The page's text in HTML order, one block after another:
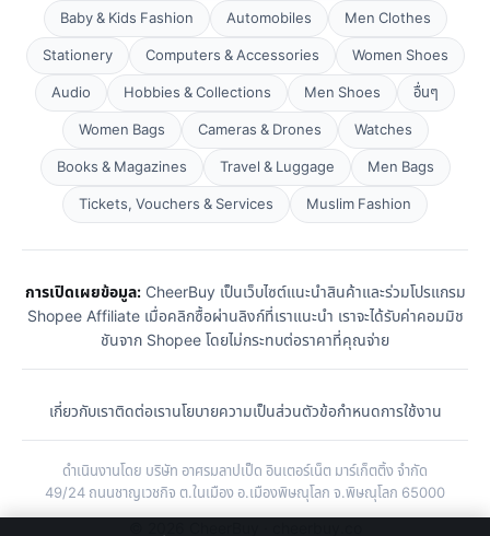
Baby & Kids Fashion
Automobiles
Men Clothes
Stationery
Computers & Accessories
Women Shoes
Audio
Hobbies & Collections Men Shoes
อื่นๆ
Women Bags
Cameras & Drones
Watches
Books & Magazines
Travel & Luggage
Men Bags
Tickets, Vouchers & Services
Muslim Fashion
การเปิดเผยข้อมูล:CheerBuy เป็นเว็บไซต์แนะนำสินค้าและร่วมโปรแกรม
Shopee Affiliate เมื่อคลิกซื้อผ่านลิงก์ที่เราแนะนำ เราจะได้รับค่าคอมมิช
ชันจาก Shopee โดยไม่กระทบต่อราคาที่คุณจ่าย
เกี่ยวกับเราติดต่อเรานโยบายความเป็นส่วนตัวข้อกำหนดการใช้งาน
ดำเนินงานโดย บริษัท อาศรมลาปเป็ด อินเตอร์เน็ต มาร์เก็ตติ้ง จำกัด
49/24 ถนนชาญเวชกิจ ต.ในเมือง อ.เมืองพิษณุโลก จ.พิษณุโลก 65000